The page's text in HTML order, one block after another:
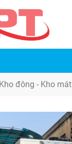
Kho đông - Kho mát